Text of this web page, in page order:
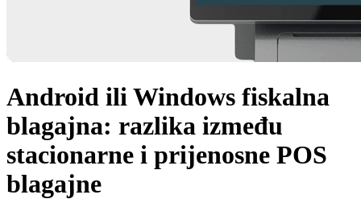
Android ili Windows fiskalna
blagajna: razlika između
stacionarne i prijenosne POS
blagajne